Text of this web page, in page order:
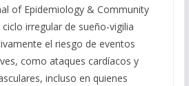
of Epidemiology & Community
irregular de sueño-vigilia
el riesgo de eventos
como ataques cardíacos y
incluso en quienes